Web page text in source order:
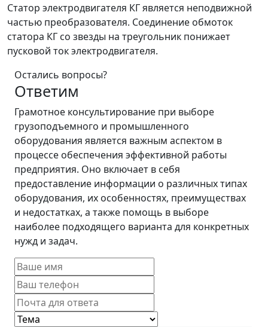
Статор электродвигателя КГ является неподвижной
частью преобразователя. Соединение обмоток
статора КГ со звезды на треугольник понижает
пусковой ток электродвигателя.
Остались вопросы?
Ответим
Грамотное консультирование при выборе
грузоподъемного и промышленного
оборудования является важным аспектом в
процессе обеспечения эффективной работы
предприятия. Оно включает в себя
предоставление информации о различных типах
оборудования, их особенностях, преимуществах
и недостатках, а также помощь в выборе
наиболее подходящего варианта для конкретных
нужд и задач.